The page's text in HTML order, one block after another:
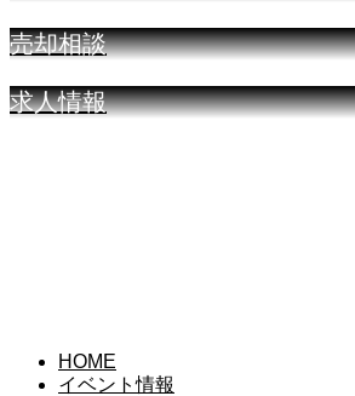
売却相談
求人情報
HOME
イベント情報